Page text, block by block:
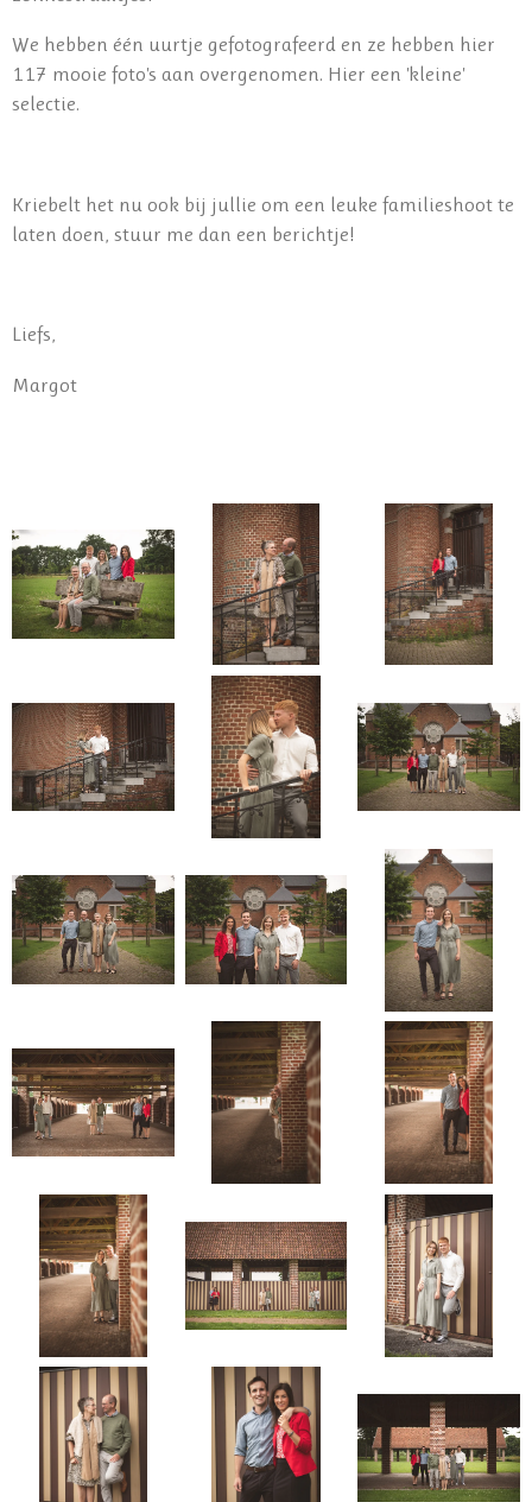
We hebben één uurtje gefotografeerd en ze hebben hier
117 mooie foto's aan overgenomen. Hier een 'kleine'
selectie.
Kriebelt het nu ook bij jullie om een leuke familieshoot te
laten doen, stuur me dan een berichtje!
Liefs,
Margot